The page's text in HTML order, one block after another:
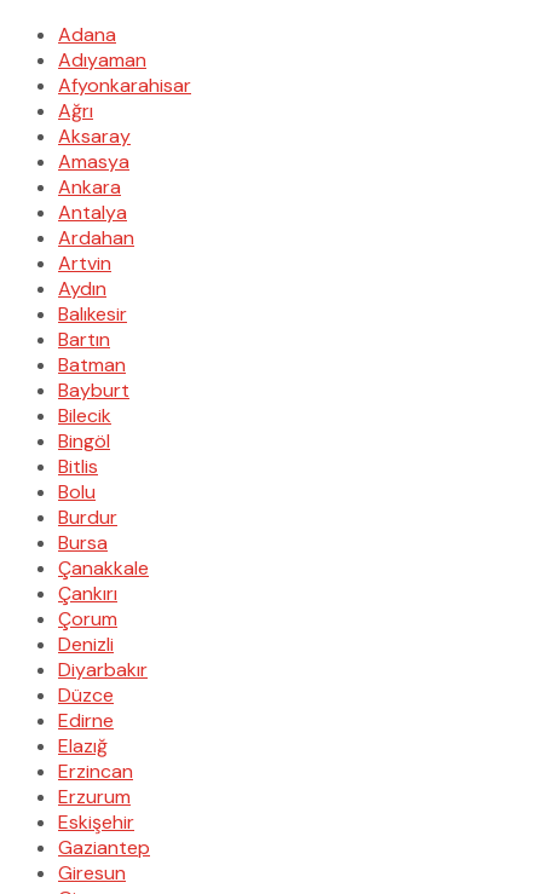
Adana
Adıyaman
Afyonkarahisar
Ağrı
Aksaray
Amasya
Ankara
Antalya
Ardahan
Artvin
Aydın
Balıkesir
Bartın
Batman
Bayburt
Bilecik
Bingöl
Bitlis
Bolu
Burdur
Bursa
Çanakkale
Çankırı
Çorum
Denizli
Diyarbakır
Düzce
Edirne
Elazığ
Erzincan
Erzurum
Eskişehir
Gaziantep
Giresun